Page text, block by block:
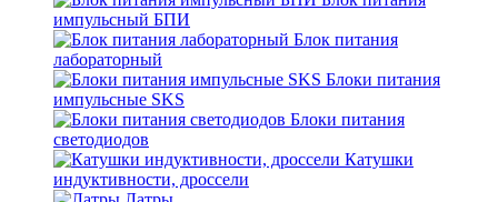
импульсный БПИ
Блок питания
лабораторный
Блоки питания
импульсные SKS
Блоки питания
светодиодов
Катушки
индуктивности, дроссели